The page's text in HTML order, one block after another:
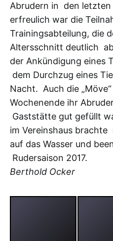
Abrudern in den letzten
erfreulich war die
Trainingsabteilung, die
Altersschnitt deutlich
der Ankündigung eines
dem Durchzug eines
Nacht. Auch die
Wochenende ihr
Gaststätte gut gefüllt
im Vereinshaus
auf das Wasser und
Rudersaison 2017.
Berthold Ocker